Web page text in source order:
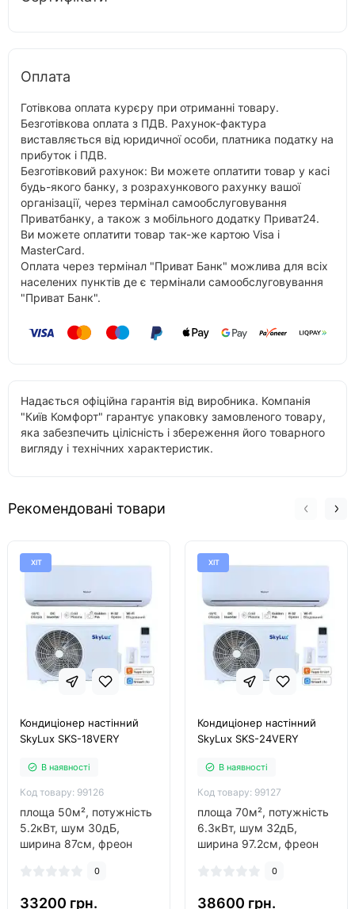
Оплата
Готівкова оплата курєру при отриманні товару.
Безготівкова оплата з ПДВ. Рахунок-фактура
виставляється від юридичної особи, платника податку на
прибуток і ПДВ.
Безготівковий рахунок: Ви можете оплатити товар у касі
будь-якого банку, з розрахункового рахунку вашої
організації, через термінал самообслуговування
Приватбанку, а також з мобільного додатку Приват24.
Ви можете оплатити товар так-же картою Visa і
MasterCard.
Оплата через термінал "Приват Банк" можлива для всіх
населених пунктів де є термінали самообслуговування
"Приват Банк".
Надається офіційна гарантія від виробника. Компанія
"Київ Комфорт" гарантує упаковку замовленого товару,
яка забезпечить цілісність і збереження його товарного
вигляду і технічних характеристик.
Рекомендовані товари
ХІТ
Кондиціонер настінний
SkyLux SKS-18VERY
В наявності
Код товару: 99126
площа 50м², потужність
5.2кВт, шум 30дБ,
ширина 87см, фреон
інвертор так, обігрів до
0
33200 грн.
ХІТ
Кондиціонер настінний
SkyLux SKS-24VERY
В наявності
Код товару: 99127
площа 70м², потужність
6.3кВт, шум 32дБ,
ширина 97.2см, фреон
інвертор так, обігрів до
0
38600 грн.